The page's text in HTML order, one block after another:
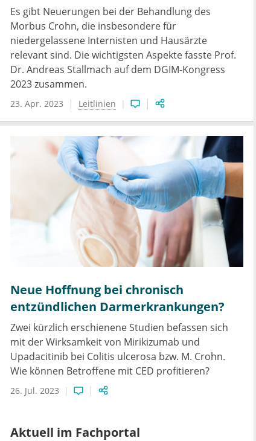
Es gibt Neuerungen bei der Behandlung des
Morbus Crohn, die insbesondere für
niedergelassene Internisten und Hausärzte
relevant sind. Die wichtigsten Aspekte fasste Prof.
Dr. Andreas Stallmach auf dem DGIM-Kongress
2023 zusammen.
23. Apr. 2023 Leitlinien
Neue Hoffnung bei chronisch
entzündlichen Darmerkrankungen?
Zwei kürzlich erschienene Studien befassen sich
mit der Wirksamkeit von Mirikizumab und
Upadacitinib bei Colitis ulcerosa bzw. M. Crohn.
Wie können Betroffene mit CED profitieren?
26. Jul. 2023
Aktuell im Fachportal